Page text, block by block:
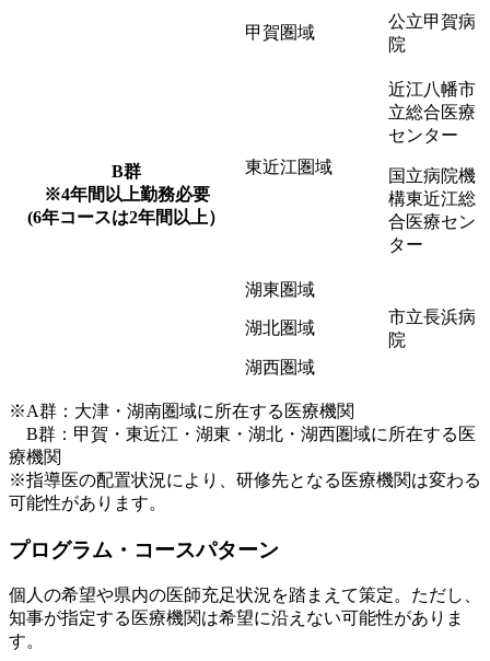
B群
※4年間以上勤務必要
(6年コースは2年間以上）
甲賀圏域
公立甲賀病
院
東近江圏域
近江八幡市
立総合医療
センター
国立病院機
構東近江総
合医療セン
ター
湖東圏域
湖北圏域
市立長浜病
院
湖西圏域
※A群：大津・湖南圏域に所在する医療機関
B群：甲賀・東近江・湖東・湖北・湖西圏域に所在する医
療機関
※指導医の配置状況により、研修先となる医療機関は変わる
可能性があります。
プログラム・コースパターン
個人の希望や県内の医師充足状況を踏まえて策定。ただし、
知事が指定する医療機関は希望に沿えない可能性がありま
す。